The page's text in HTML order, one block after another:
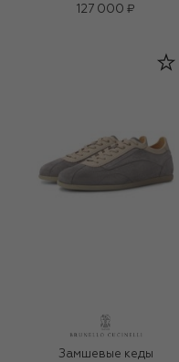
127 000 ₽
Замшевые кеды